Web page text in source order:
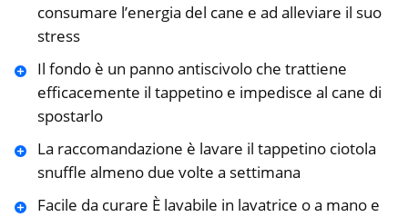
consumare l’energia del cane e ad alleviare il suo
stress
Il fondo è un panno antiscivolo che trattiene
efficacemente il tappetino e impedisce al cane di
spostarlo
La raccomandazione è lavare il tappetino ciotola
snuffle almeno due volte a settimana
Facile da curare È lavabile in lavatrice o a mano e